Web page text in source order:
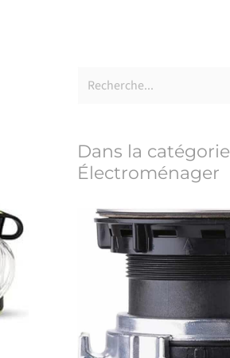
Dans la catégorie
Électroménager